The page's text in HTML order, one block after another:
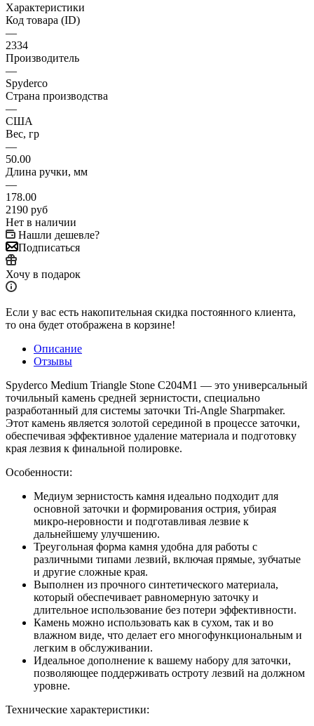
Характеристики
Код товара (ID)
—
2334
Производитель
—
Spyderco
Страна производства
—
США
Вес, гр
—
50.00
Длина ручки, мм
—
178.00
2190 руб
Нет в наличии
Нашли дешевле?
Подписаться
Хочу в подарок
Если у вас есть накопительная скидка постоянного клиента,
то она будет отображена в корзине!
Описание
Отзывы
Spyderco Medium Triangle Stone C204M1 — это универсальный
точильный камень средней зернистости, специально
разработанный для системы заточки Tri-Angle Sharpmaker.
Этот камень является золотой серединой в процессе заточки,
обеспечивая эффективное удаление материала и подготовку
края лезвия к финальной полировке.
Особенности:
Медиум зернистость камня идеально подходит для
основной заточки и формирования острия, убирая
микро-неровности и подготавливая лезвие к
дальнейшему улучшению.
Треугольная форма камня удобна для работы с
различными типами лезвий, включая прямые, зубчатые
и другие сложные края.
Выполнен из прочного синтетического материала,
который обеспечивает равномерную заточку и
длительное использование без потери эффективности.
Камень можно использовать как в сухом, так и во
влажном виде, что делает его многофункциональным и
легким в обслуживании.
Идеальное дополнение к вашему набору для заточки,
позволяющее поддерживать остроту лезвий на должном
уровне.
Технические характеристики: